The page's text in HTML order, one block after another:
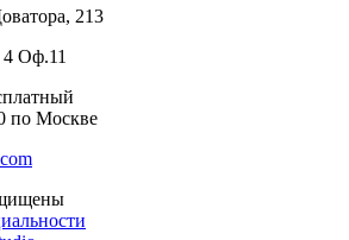
213
Оф.11
по Москве